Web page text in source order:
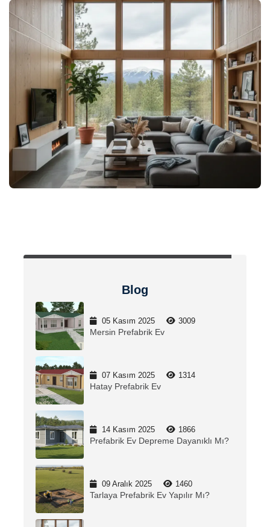
Blog
05 Kasım 2025 3009
Mersin Prefabrik Ev
07 Kasım 2025 1314
Hatay Prefabrik Ev
14 Kasım 2025 1866
Prefabrik Ev Depreme Dayanıklı Mı?
09 Aralık 2025 1460
Tarlaya Prefabrik Ev Yapılır Mı?